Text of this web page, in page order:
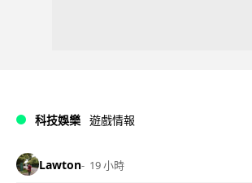
科技娛樂 遊戲情報
Lawton 19 小時